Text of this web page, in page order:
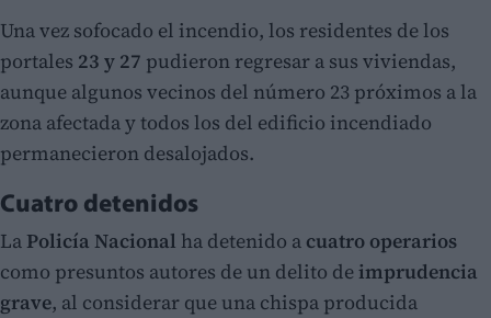
Una vez sofocado el incendio, los residentes de los
portales 23 y 27 pudieron regresar a sus viviendas,
aunque algunos vecinos del número 23 próximos a la
zona afectada y todos los del edificio incendiado
permanecieron desalojados.
Cuatro detenidos
La Policía Nacional ha detenido a cuatro operarios
como presuntos autores de un delito deimprudencia
grave, al considerar que una chispa producida